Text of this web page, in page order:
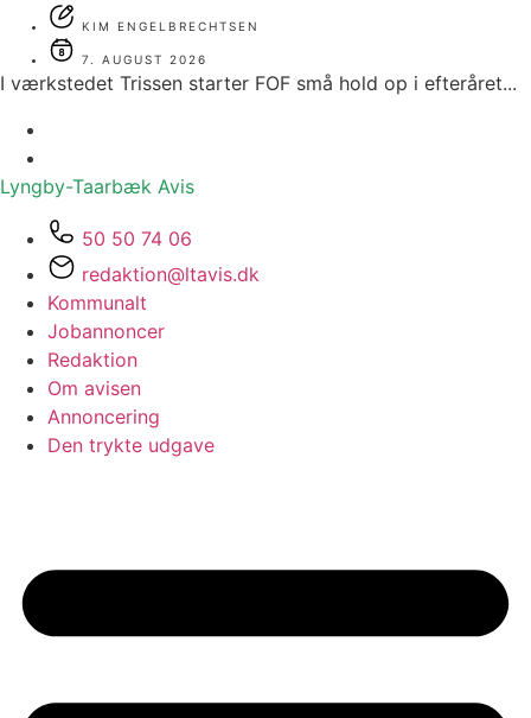
KIM ENGELBRECHTSEN
7. AUGUST 2026
I værkstedet Trissen starter FOF små hold op i efteråret...
Lyngby-Taarbæk Avis
50 50 74 06
redaktion@ltavis.dk
Kommunalt
Jobannoncer
Redaktion
Om avisen
Annoncering
Den trykte udgave